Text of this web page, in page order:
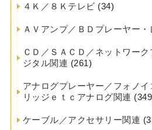
４Ｋ／８Ｋテレビ (34)
ＡＶアンプ／ＢＤプレーヤー
ＣＤ／ＳＡＣＤ／ネットワー
ジタル関連 (261)
アナログプレーヤー／フォノ
リッジｅｔｃアナログ関連
ケーブル／アクセサリー関連